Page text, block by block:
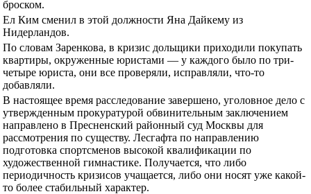
броском.
Ел Ким сменил в этой должности Яна Дайкему из
Нидерландов.
По словам Заренкова, в кризис дольщики приходили покупать
квартиры, окруженные юристами — у каждого было по три-
четыре юриста, они все проверяли, исправляли, что-то
добавляли.
В настоящее время расследование завершено, уголовное дело с
утвержденным прокуратурой обвинительным заключением
направлено в Пресненский районный суд Москвы для
рассмотрения по существу. Лесгафта по направлению
подготовка спортсменов высокой квалификации по
художественной гимнастике. Получается, что либо
периодичность кризисов учащается, либо они носят уже какой-
то более стабильный характер.